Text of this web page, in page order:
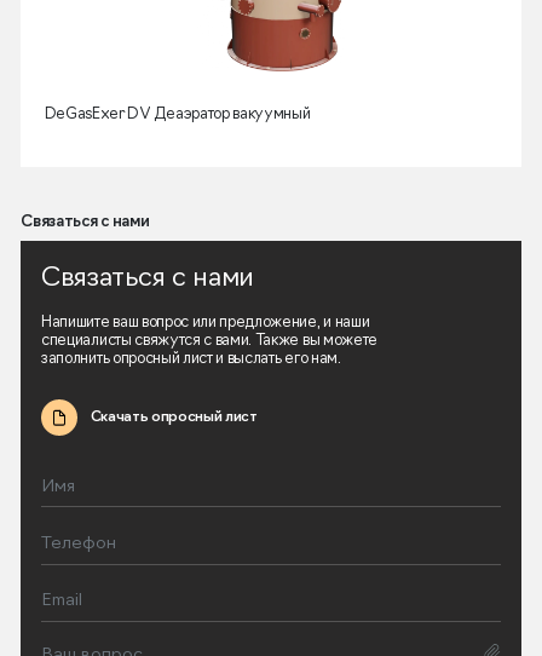
DeGasExer DV Деаэратор вакуумный
Связаться с нами
Связаться с нами
Напишите ваш вопрос или предложение, и наши
специалисты свяжутся с вами. Также вы можете
заполнить опросный лист и выслать его нам.
Скачать опросный лист